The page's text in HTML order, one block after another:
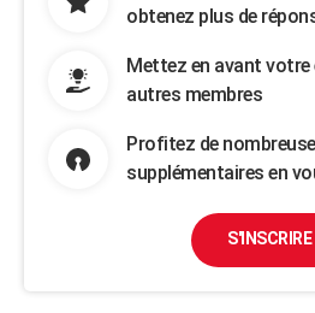
obtenez plus de
Mettez en avant votre
autres membres
Profitez de
supplémentaires en
S'INSCRIRE